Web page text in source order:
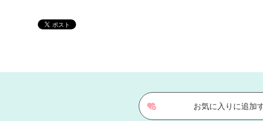
お気に入りに追加